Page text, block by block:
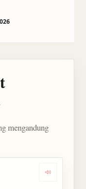
mengandung
Dengarkan